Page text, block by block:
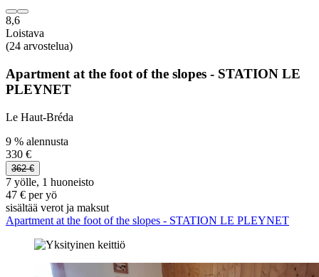
8,6
Loistava
(24 arvostelua)
Apartment at the foot of the slopes - STATION LE
PLEYNET
Le Haut-Bréda
9 % alennusta
330 €
362 €
7 yölle, 1 huoneisto
47 € per yö
sisältää verot ja maksut
Apartment at the foot of the slopes - STATION LE PLEYNET